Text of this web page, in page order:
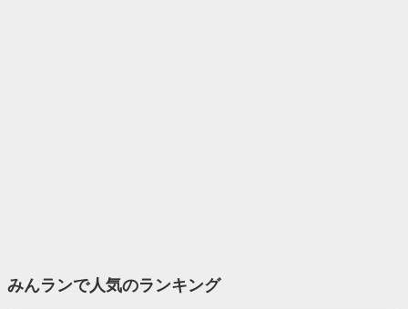
みんランで人気のランキング